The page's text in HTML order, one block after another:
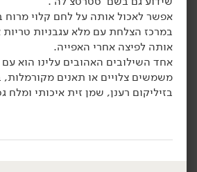
יח׳
17.90
₪ / יח׳
פילגד בסגנון שמנת שום
שמיר 24% - 'מחלבות גד'
170 גרם
10.53 ₪ ל-100 גרם
אפשר לאכול אותה על לחם קלוי מרוח
במרכז הצלחת עם מלא עגבניות טריות
אותה לפיצה אחרי האפייה.
אחד השילובים האהובים עלינו הוא עם
משמשים צלויים או תאנים
בזיליקום רענן, שמן זית איכותי ומלח